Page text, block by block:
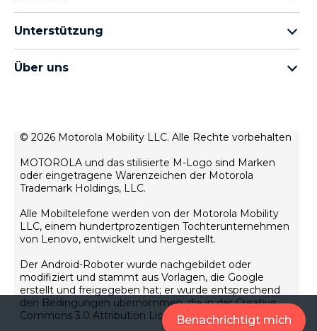
Benachrichtigt mich
moto g Familie
thinkphone by motorola
moto tag
Unterstützung
Meine Bestellungen
Reparaturstatus
Wiederherstellung und Smart-Assistent
motorola impressum
Über uns
Verkaufsbedingungen
Datenschutz
Innovation
Rekrutierung
Datenschutzrichtlinie für Produkte
© 2026 Motorola Mobility LLC. Alle Rechte vorbehalten
MOTOROLA und das stilisierte M-Logo sind Marken
oder eingetragene Warenzeichen der Motorola
Trademark Holdings, LLC.
Alle Mobiltelefone werden von der Motorola Mobility
LLC, einem hundertprozentigen Tochterunternehmen
von Lenovo, entwickelt und hergestellt.
Der Android-Roboter wurde nachgebildet oder
modifiziert und stammt aus Vorlagen, die Google
erstellt und freigegeben hat; er wurde entsprechend
den Bedingungen übernommen, die in der Creative
Commons 3.0 Attribution License festgelegt sind.